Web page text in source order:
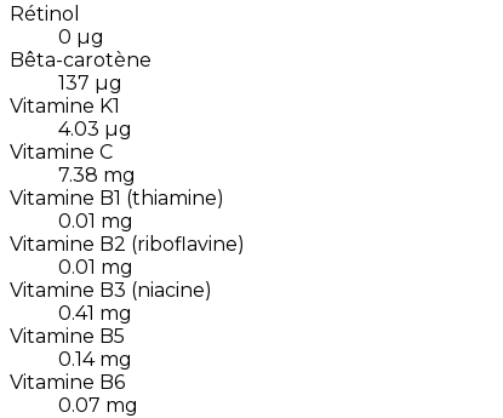
Rétinol
0 µg
Bêta-carotène
137 µg
Vitamine K1
4.03 µg
Vitamine C
7.38 mg
Vitamine B1 (thiamine)
0.01 mg
Vitamine B2 (riboflavine)
0.01 mg
Vitamine B3 (niacine)
0.41 mg
Vitamine B5
0.14 mg
Vitamine B6
0.07 mg